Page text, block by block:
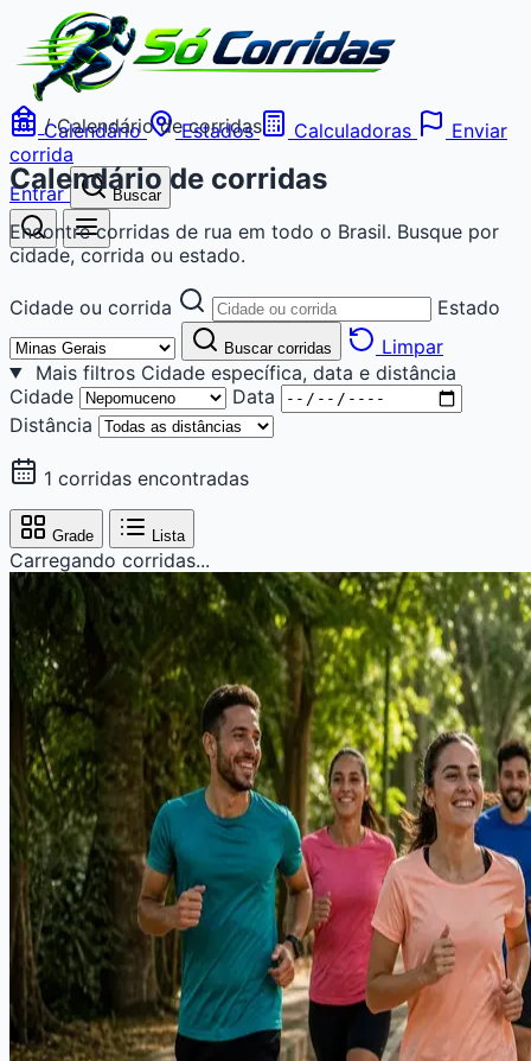
Calendário Estados Calculadoras
Enviar
corrida
Entrar
Buscar
/ Calendário de corridas
Calendário de corridas
Encontre corridas de rua em todo o Brasil. Busque por
cidade, corrida ou estado.
Cidade ou corrida Estado
Buscar corridas
Limpar
Mais filtros Cidade específica, data e distância
Cidade
Data
Distância
1 corridas encontradas
Grade Lista
Carregando corridas...